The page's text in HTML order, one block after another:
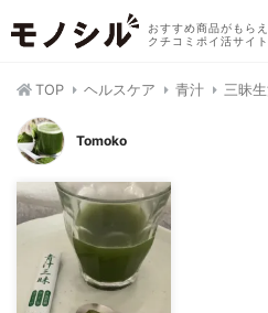
おすすめ商品がもら
クチコミポイ活サイト
TOP ヘルスケア 青汁 三昧
Tomoko